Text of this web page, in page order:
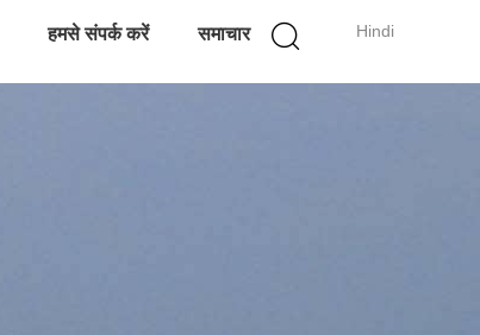
Hindi
हमसे संपर्क करें समाचार